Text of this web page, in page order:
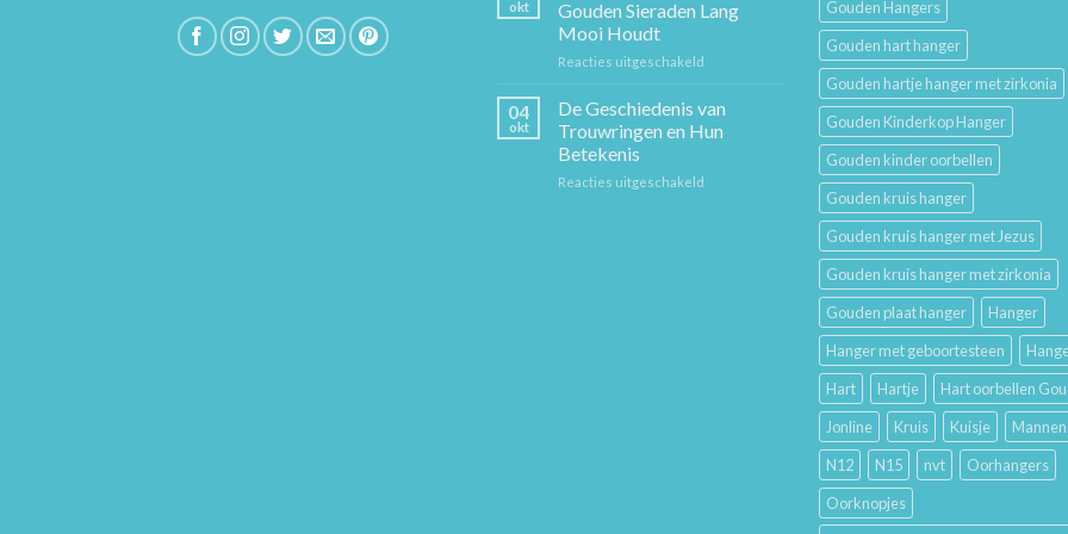
Beste
okt
Gouden Sieraden Lang
Mooi Houdt
Reacties uitgeschakeld
Hoe
Je
04
okt
De Geschiedenis van
Trouwringen en Hun
Betekenis
Reacties uitgeschakeld
Gouden Hangers
Gouden hart hanger
Gouden hartje hanger met zirkonia
Gouden Kinderkop Hanger
Gouden kinder oorbellen
Gouden kruis hanger
Gouden kruis hanger met Jezus
Gouden kruis hanger met zirkonia
Gouden plaat hanger
Hanger
Hanger met geboortesteen
Hart
Hartje
Hart oorbellen
Jonline
Kruis Kuisje
Mannen
N12
N15 nvt
Oorhangers
Oorknopjes